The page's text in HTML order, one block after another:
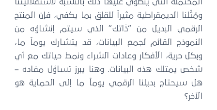
المحتملة التي ينطوي عليها ذلك بالنسبة لاستقلاليتنا
ومُثُلنا الديمقراطية مثيراً للقلق بما يكفي، فإن المنتج
الرقمي البديل من “ذَاتك” الذي سيتم إنشاؤه من
النموذج القائم لجمع البيانات، قد يتشارك يوماً ما،
وبكل حرية، الأفكار وعادات الشراء ونمط حياتك مع أي
شخص يمتلك هذه البيانات. وهنا يبرز تساؤل مفاده –
هل سيحتاج بديلنا الرقمي يوماً ما إلى الحماية هو
الآخر؟